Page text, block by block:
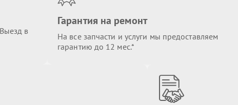
в
Гарантия на ремонт
На все запчасти и услуги мы предоставляем
гарантию до 12 мес.*